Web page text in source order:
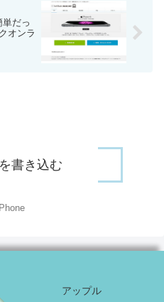
だっ
オンラ
書き込む
アップル